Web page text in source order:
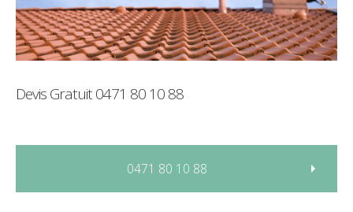
Devis Gratuit0471 80 10 88
0471 80 10 88